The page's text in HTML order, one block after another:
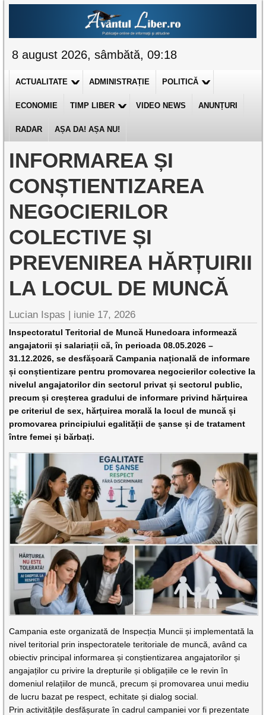
8 august 2026, sâmbătă, 09:18
ACTUALITATE ADMINISTRAȚIE POLITICĂ
ECONOMIE TIMP LIBER VIDEO NEWS ANUNȚURI
RADAR AȘA DA! AȘA NU!
INFORMAREA ȘI
CONȘTIENTIZAREA
NEGOCIERILOR
COLECTIVE ȘI
PREVENIREA HĂRȚUIRII
LA LOCUL DE MUNCĂ
Lucian Ispas | iunie 17, 2026
Inspectoratul Teritorial de Muncă Hunedoara informează
angajatorii și salariații că, în perioada 08.05.2026 –
31.12.2026, se desfășoară Campania națională de informare
și conștientizare pentru promovarea negocierilor colective la
nivelul angajatorilor din sectorul privat și sectorul public,
precum și creșterea gradului de informare privind hărțuirea
pe criteriul de sex, hărțuirea morală la locul de muncă și
promovarea principiului egalității de șanse și de tratament
între femei și bărbați.
Campania este organizată de Inspecția Muncii și implementată la
nivel teritorial prin inspectoratele teritoriale de muncă, având ca
obiectiv principal informarea și conștientizarea angajatorilor și
angajaților cu privire la drepturile și obligațiile ce le revin în
domeniul relațiilor de muncă, precum și promovarea unui mediu
de lucru bazat pe respect, echitate și dialog social.
Prin activitățile desfășurate în cadrul campaniei vor fi prezentate